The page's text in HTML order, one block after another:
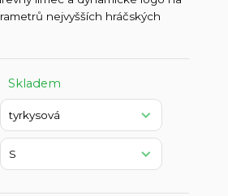
nejvyšších hráčských
Skladem